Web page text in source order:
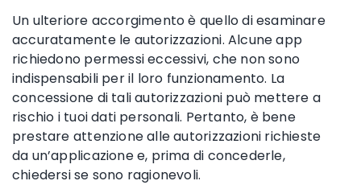
Un ulteriore accorgimento è quello di esaminare
accuratamente le autorizzazioni. Alcune app
richiedono permessi eccessivi, che non sono
indispensabili per il loro funzionamento. La
concessione di tali autorizzazioni può mettere a
rischio i tuoi dati personali. Pertanto, è bene
prestare attenzione alle autorizzazioni richieste
da un’applicazione e, prima di concederle,
chiedersi se sono ragionevoli.